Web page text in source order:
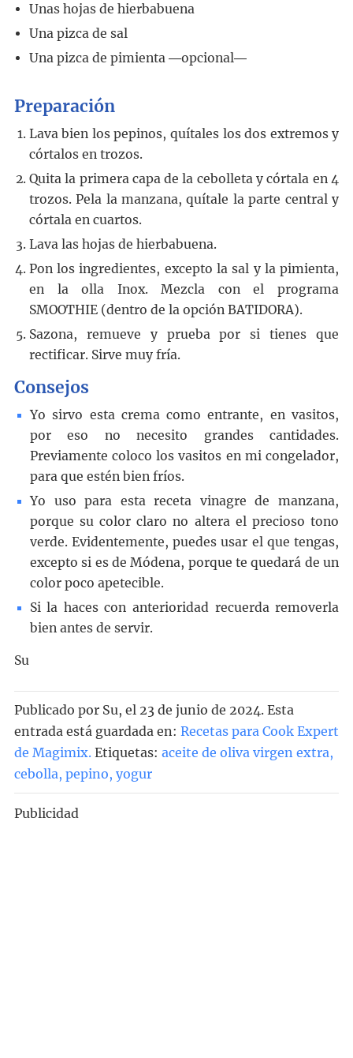
Unas hojas de hierbabuena
Una pizca de sal
Una pizca de pimienta ―opcional―
Preparación
Lava bien los pepinos, quítales los dos extremos y
córtalos en trozos.
Quita la primera capa de la cebolleta y córtala en 4
trozos. Pela la manzana, quítale la parte central y
córtala en cuartos.
Lava las hojas de hierbabuena.
Pon los ingredientes, excepto la sal y la pimienta,
en la olla Inox. Mezcla con el programa
SMOOTHIE (dentro de la opción BATIDORA).
Sazona, remueve y prueba por si tienes que
rectificar. Sirve muy fría.
Consejos
Yo sirvo esta crema como entrante, en vasitos,
por eso no necesito grandes cantidades.
Previamente coloco los vasitos en mi congelador,
para que estén bien fríos.
Yo uso para esta receta vinagre de manzana,
porque su color claro no altera el precioso tono
verde. Evidentemente, puedes usar el que tengas,
excepto si es de Módena, porque te quedará de un
color poco apetecible.
Si la haces con anterioridad recuerda removerla
bien antes de servir.
Su
Publicado por Su, el 23 de junio de 2024. Esta
entrada está guardada en: Recetas para Cook Expert
de Magimix. Etiquetas: aceite de oliva virgen extra,
cebolla, pepino, yogur
Publicidad